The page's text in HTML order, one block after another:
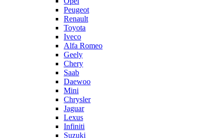
Peugeot
Renault
Toyota
Iveco
Alfa Romeo
Geely
Chery
Saab
Daewoo
Mini
Chrysler
Jaguar
Lexus
Infiniti
Suzuki